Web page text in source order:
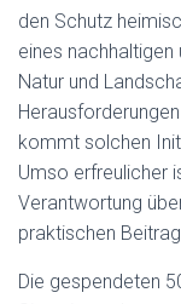
den Schutz
eines
Natur und
kommt solchen
Umso erfreulicher
Verantwortung
praktischen
Die gespendeten